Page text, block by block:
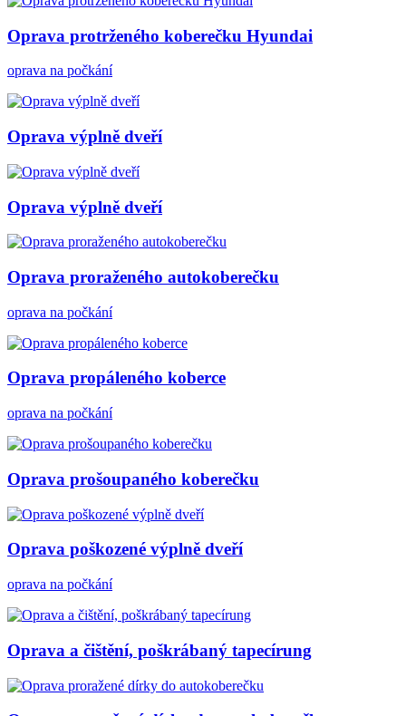
Oprava protrženého koberečku Hyundai
oprava na počkání
Oprava výplně dveří
Oprava výplně dveří
Oprava proraženého autokoberečku
oprava na počkání
Oprava propáleného koberce
oprava na počkání
Oprava prošoupaného koberečku
Oprava poškozené výplně dveří
oprava na počkání
Oprava a čištění, poškrábaný tapecírung